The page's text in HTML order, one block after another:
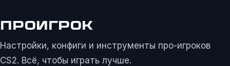
ПРОИГРОК
Настройки, конфиги и инструменты про-игроков
CS2. Всё, чтобы играть лучше.